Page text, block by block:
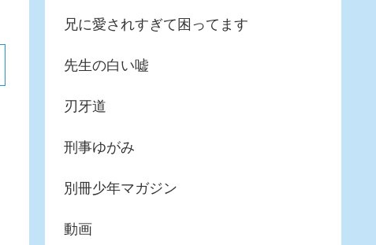
兄に愛されすぎて困ってます
先生の白い嘘
刃牙道
刑事ゆがみ
別冊少年マガジン
動画